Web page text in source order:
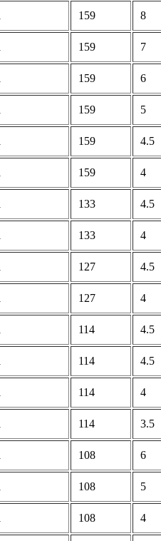
159 8
159 7
159 6
159 5
159 4.5
159 4
133 4.5
133 4
127 4.5
127 4
114 4.5
114 4.5
114 4
114 3.5
108 6
108 5
108 4